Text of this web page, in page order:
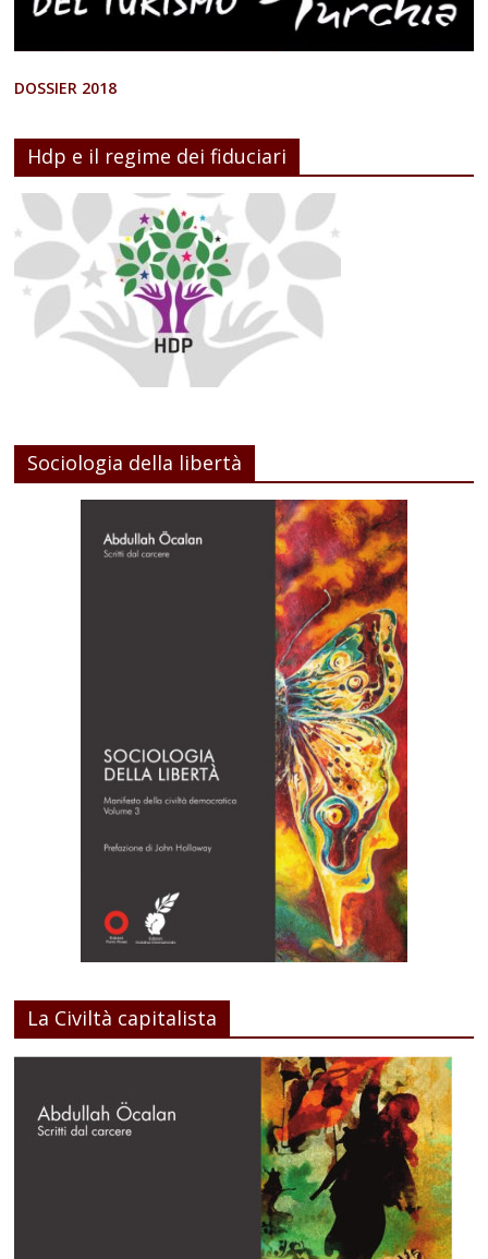
DOSSIER 2018
Hdp e il regime dei fiduciari
Sociologia della libertà
La Civiltà capitalista